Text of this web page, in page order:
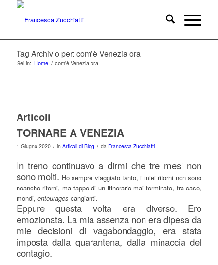
Tag Archivio per: com’è Venezia ora
Sei in: Home / com'è Venezia ora
Articoli
TORNARE A VENEZIA
1 Giugno 2020 / in Articoli di Blog / da Francesca Zucchiatti
In treno continuavo a dirmi che tre mesi non
sono molti. Ho sempre viaggiato tanto, i miei ritorni non sono
neanche ritorni, ma tappe di un itinerario mai terminato, fra case,
mondi, entourages cangianti.
Eppure questa volta era diverso. Ero
emozionata. La mia assenza non era dipesa da
mie decisioni di vagabondaggio, era stata
imposta dalla quarantena, dalla minaccia del
contagio.